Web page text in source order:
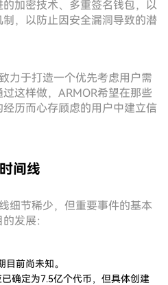
加密技术、多重签名钱包，以
，以防止因安全漏洞导致的潜
力于打造一个优先考虑用户需
这样做，ARMOR希望在那些
历而心存顾虑的用户中建立信
间线
细节稀少，但重要事件的基本
发展：
目前尚未知。
确定为7.5亿个代币，但具体创建